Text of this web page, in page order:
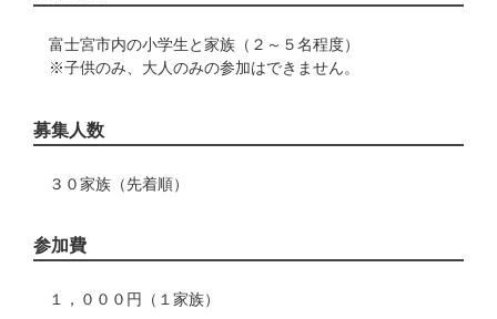
富士宮市内の小学生と家族（２～５名程度）
※子供のみ、大人のみの参加はできません。
募集人数
３０家族（先着順）
参加費
１，０００円（１家族）